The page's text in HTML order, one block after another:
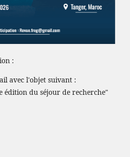
:
avec l'objet suivant :
édition du séjour de recherche"